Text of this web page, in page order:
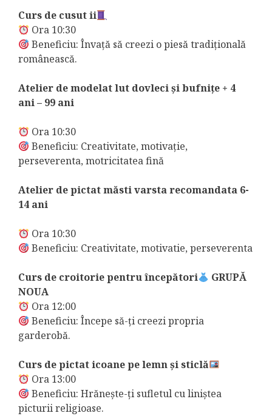
Curs de cusut ii
Ora 10:30
Beneficiu: Învață să creezi o piesă tradițională
românească.
Atelier de modelat lut dovleci și bufnițe + 4
ani – 99 ani
Ora 10:30
Beneficiu: Creativitate, motivație,
perseverenta, motricitatea fină
Atelier de pictat măsti varsta recomandata 6-
14 ani
Ora 10:30
Beneficiu: Creativitate, motivatie, perseverenta
Curs de croitorie pentru începători
GRUPĂ
NOUA
Ora 12:00
Beneficiu: Începe să-ți creezi propria
garderobă.
Curs de pictat icoane pe lemn și sticlă
Ora 13:00
Beneficiu: Hrănește-ți sufletul cu liniștea
picturii religioase.